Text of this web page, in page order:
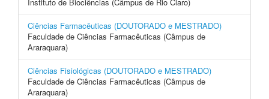
Ciências Farmacêuticas (DOUTORADO e MESTRADO)
Faculdade de Ciências Farmacêuticas (Câmpus de
Araraquara)
Ciências Fisiológicas (DOUTORADO e MESTRADO)
Faculdade de Ciências Farmacêuticas (Câmpus de
Araraquara)